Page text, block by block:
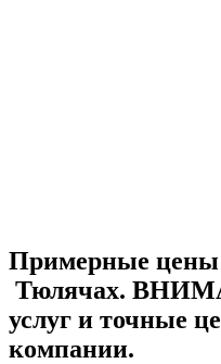
Примерные цены
Тюлячах.
услуг и точные
компании.